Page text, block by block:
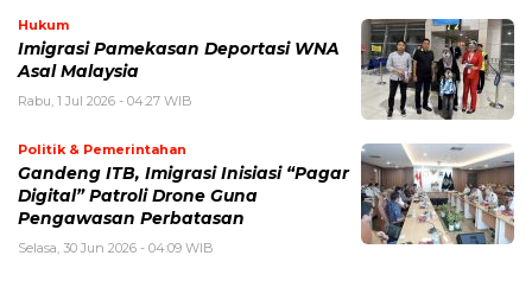
Hukum
Imigrasi Pamekasan Deportasi WNA
Asal Malaysia
Rabu, 1 Jul 2026 - 04:27 WIB
Politik & Pemerintahan
Gandeng ITB, Imigrasi Inisiasi “Pagar
Digital” Patroli Drone Guna
Pengawasan Perbatasan
Selasa, 30 Jun 2026 - 04:09 WIB